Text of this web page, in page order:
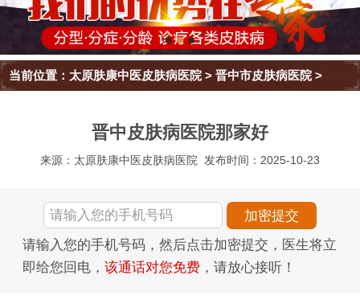
当前位置： 太原肤康中医皮肤病医院>晋中市皮肤病医院>
晋中皮肤病医院那家好
来源：太原肤康中医皮肤病医院 发布时间：2025-10-23
请输入您的手机号码，然后点击加密提交，医生将立
即给您回电， 该通话对您免费 ，请放心接听！